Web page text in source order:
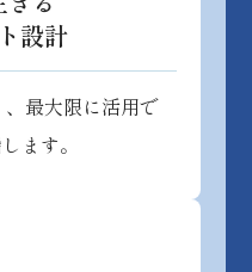
設計
最大限に活用で
ます。